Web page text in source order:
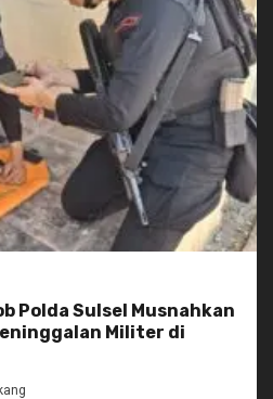
Polda Sulsel Musnahkan
Militer di